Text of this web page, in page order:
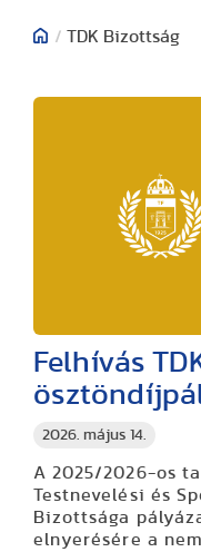
/ TDK Bizottság
2026. május 14.
Felhívás
A 2025/2026-os
Testnevelési és
Bizottsága
elnyerésére a